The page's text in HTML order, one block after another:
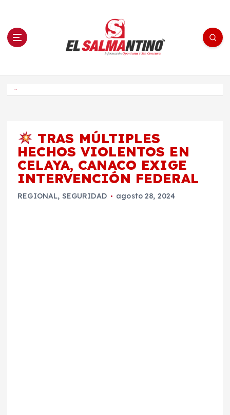
n El Salmantino - medios/noticias/editorial
TRAS MÚLTIPLES
HECHOS VIOLENTOS EN
CELAYA, CANACO EXIGE
INTERVENCIÓN FEDERAL
REGIONAL, SEGURIDAD agosto 28, 2024